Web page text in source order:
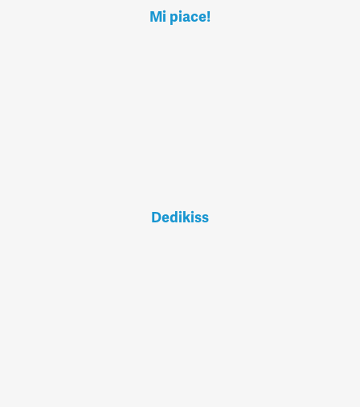
Mi piace!
Dedikiss